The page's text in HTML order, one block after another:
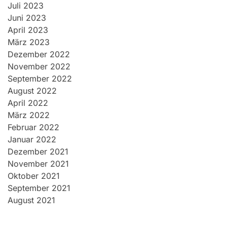
Juli 2023
Juni 2023
April 2023
März 2023
Dezember 2022
November 2022
September 2022
August 2022
April 2022
März 2022
Februar 2022
Januar 2022
Dezember 2021
November 2021
Oktober 2021
September 2021
August 2021